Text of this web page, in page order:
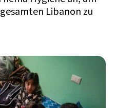
Libanon zu